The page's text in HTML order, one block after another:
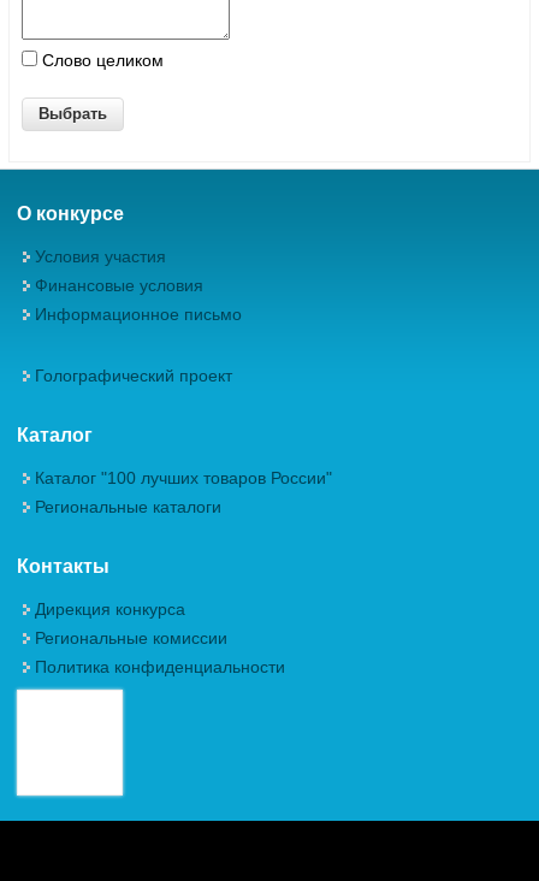
Слово целиком
О конкурсе
Условия участия
Финансовые условия
Информационное письмо
Голографический проект
Каталог
Каталог "100 лучших товаров России"
Региональные каталоги
Контакты
Дирекция конкурса
Региональные комиссии
Политика конфиденциальности